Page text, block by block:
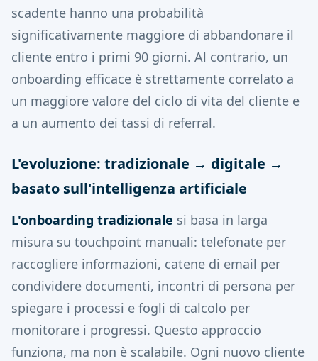
scadente hanno una probabilità
significativamente maggiore di abbandonare il
cliente entro i primi 90 giorni. Al contrario, un
onboarding efficace è strettamente correlato a
un maggiore valore del ciclo di vita del cliente e
a un aumento dei tassi di referral.
L'evoluzione: tradizionale → digitale →
basato sull'intelligenza artificiale
L'onboarding tradizionale si basa in larga
misura su touchpoint manuali: telefonate per
raccogliere informazioni, catene di email per
condividere documenti, incontri di persona per
spiegare i processi e fogli di calcolo per
monitorare i progressi. Questo approccio
funziona, ma non è scalabile. Ogni nuovo cliente